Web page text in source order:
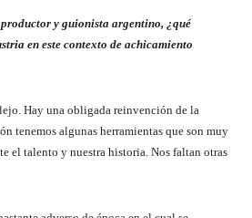
y guionista argentino, ¿qué
en este contexto de achicamiento
Hay una obligada reinvención de la
tenemos algunas herramientas que son muy
el talento y nuestra historia. Nos faltan otras